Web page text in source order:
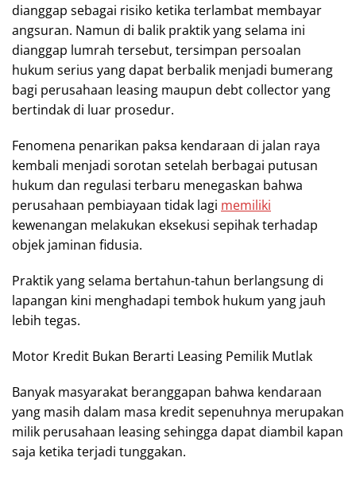
dianggap sebagai risiko ketika terlambat membayar
angsuran. Namun di balik praktik yang selama ini
dianggap lumrah tersebut, tersimpan persoalan
hukum serius yang dapat berbalik menjadi bumerang
bagi perusahaan leasing maupun debt collector yang
bertindak di luar prosedur.
Fenomena penarikan paksa kendaraan di jalan raya
kembali menjadi sorotan setelah berbagai putusan
hukum dan regulasi terbaru menegaskan bahwa
perusahaan pembiayaan tidak lagi memiliki
kewenangan melakukan eksekusi sepihak terhadap
objek jaminan fidusia.
Praktik yang selama bertahun-tahun berlangsung di
lapangan kini menghadapi tembok hukum yang jauh
lebih tegas.
Motor Kredit Bukan Berarti Leasing Pemilik Mutlak
Banyak masyarakat beranggapan bahwa kendaraan
yang masih dalam masa kredit sepenuhnya merupakan
milik perusahaan leasing sehingga dapat diambil kapan
saja ketika terjadi tunggakan.